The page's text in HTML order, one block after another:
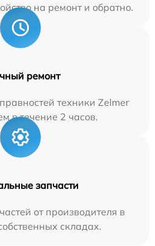
на ремонт и обратно.
ремонт
техники Zelmer
в течение 2 часов.
запчасти
от производителя в
складах.